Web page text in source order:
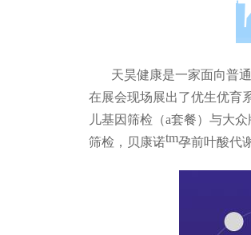
天昊健康是一家面向普
在展会现场展出了优生优育
儿基因筛检（a套餐） 与大众
筛检，贝康诺tm孕前叶酸代